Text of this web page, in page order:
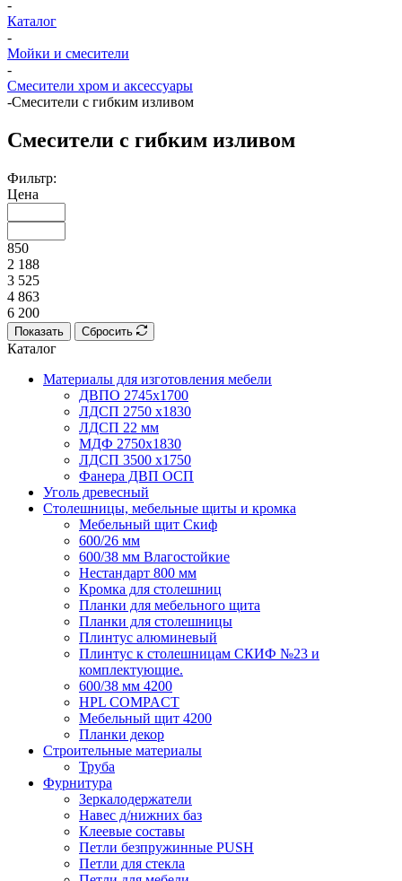
-
Каталог
-
Мойки и смесители
-
Смесители хром и аксессуары
-Смесители с гибким изливом
Смесители с гибким изливом
Фильтр:
Цена
850
2 188
3 525
4 863
6 200
Показать Сбросить
Каталог
Материалы для изготовления мебели
ДВПО 2745х1700
ЛДСП 2750 х1830
ЛДСП 22 мм
МДФ 2750х1830
ЛДСП 3500 х1750
Фанера ДВП ОСП
Уголь древесный
Столешницы, мебельные щиты и кромка
Мебельный щит Скиф
600/26 мм
600/38 мм Влагостойкие
Нестандарт 800 мм
Кромка для столешниц
Планки для мебельного щита
Планки для столешницы
Плинтус алюминевый
Плинтус к столешницам СКИФ №23 и
комплектующие.
600/38 мм 4200
HPL COMPACT
Мебельный щит 4200
Планки декор
Строительные материалы
Труба
Фурнитура
Зеркалодержатели
Навес д/нижних баз
Клеевые составы
Петли безпружинные PUSH
Петли для стекла